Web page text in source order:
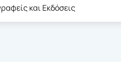
και Εκδόσεις